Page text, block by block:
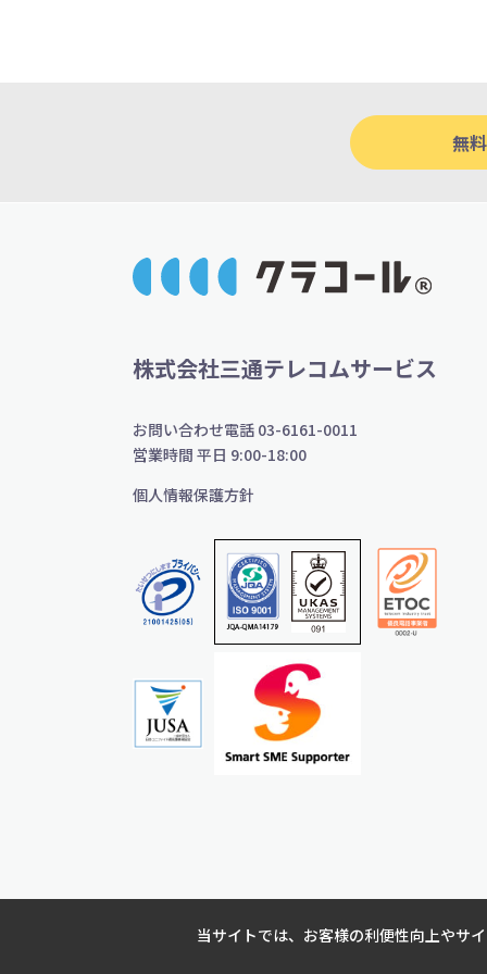
無
株式会社三通テレコムサービス
お問い合わせ電話 03-6161-0011
営業時間 平日 9:00-18:00
個人情報保護方針
当サイトでは、お客様の利便性向上やサ